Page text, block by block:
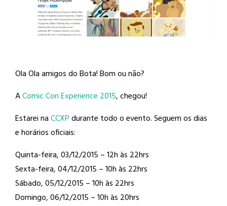
Ola Ola amigos do Bota! Bom ou não?
AComic Con Experience 2015, chegou!
Estarei naCCXPdurante todo o evento. Seguem os dias
e horários oficiais:
Quinta-feira, 03/12/2015 – 12h às 22hrs
Sexta-feira, 04/12/2015 – 10h às 22hrs
Sábado, 05/12/2015 – 10h às 22hrs
Domingo, 06/12/2015 – 10h às 20hrs